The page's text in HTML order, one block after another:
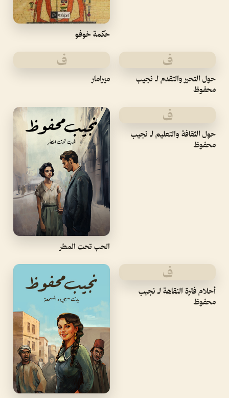
حكمة خوفو
ف
حول التحرر والتقدم لـ نجيب
محفوظ
ف
ميرامار
ف
حول الثقافة والتعليم لـ نجيب
محفوظ
الحب تحت المطر
ف
أحلام فترة النقاهة لـ نجيب
محفوظ